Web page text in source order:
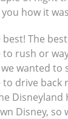
how it
best! The
to rush or
wanted to
to drive back
Disneyland
Disney, so